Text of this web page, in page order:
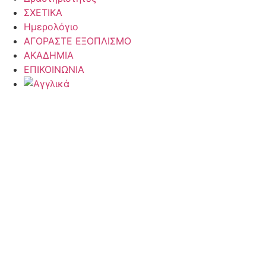
ΣΧΕΤΙΚΑ
Ημερολόγιο
ΑΓΟΡΑΣΤΕ ΕΞΟΠΛΙΣΜΟ
ΑΚΑΔΗΜΙΑ
ΕΠΙΚΟΙΝΩΝΙΑ